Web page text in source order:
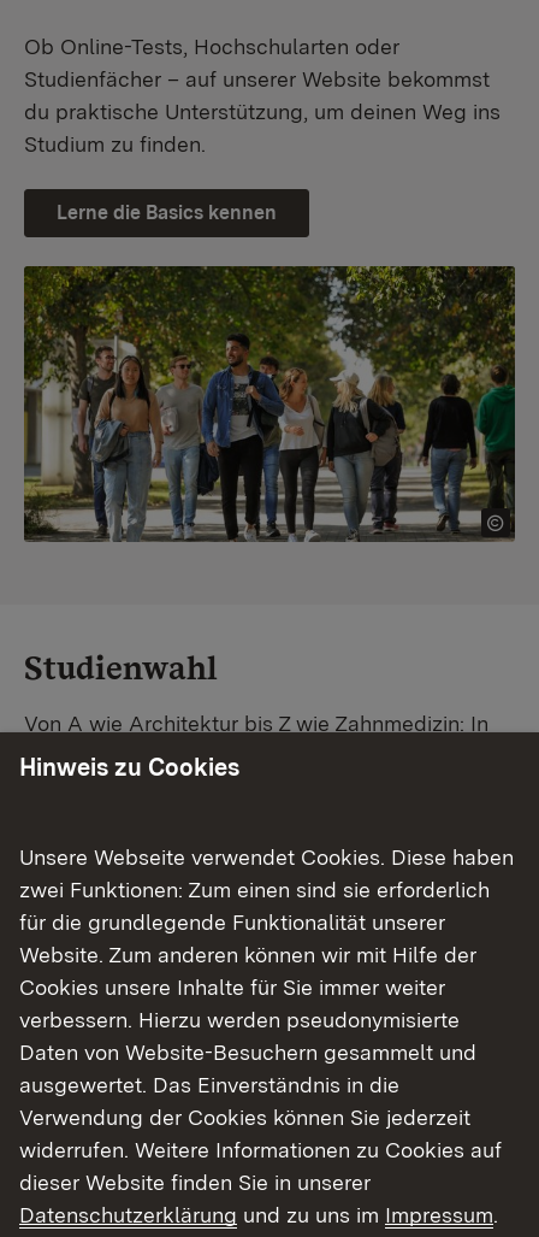
Ob Online-Tests, Hochschularten oder
Studienfächer – auf unserer Website bekommst
du praktische Unterstützung, um deinen Weg ins
Studium zu finden.
Lerne die Basics kennen
Studienwahl
Von A wie Architektur bis Z wie Zahnmedizin: In
Baden-Württemberg warten unzählige
Studiengangsuche schnell den passenden
Studienplatz. Außerdem gibt's eine Schritt-für-
Schritt-Anleitung zu deinem Traum-Studium.
Finde dein Studium in Baden-Württemberg
Hinweis zu Cookies
Unsere Webseite verwendet Cookies. Diese haben
zwei Funktionen: Zum einen sind sie erforderlich
für die grundlegende Funktionalität unserer
Website. Zum anderen können wir mit Hilfe der
Cookies unsere Inhalte für Sie immer weiter
verbessern. Hierzu werden pseudonymisierte
Daten von Website-Besuchern gesammelt und
ausgewertet. Das Einverständnis in die
Verwendung der Cookies können Sie jederzeit
widerrufen. Weitere Informationen zu Cookies auf
dieser Website finden Sie in unserer
Datenschutzerklärung und zu uns im Impressum.